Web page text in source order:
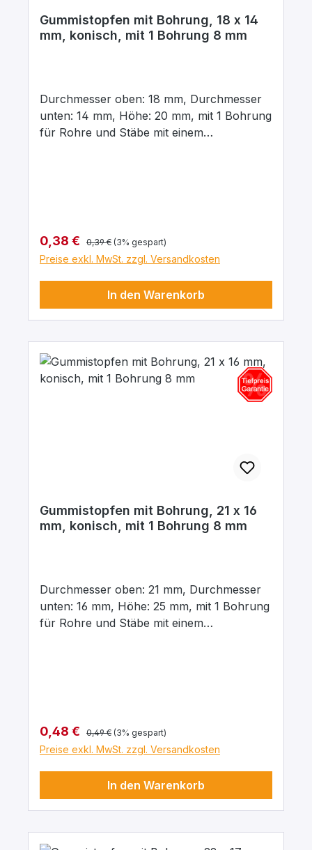
Gummistopfen mit Bohrung, 18 x 14
mm, konisch, mit 1 Bohrung 8 mm
Durchmesser oben: 18 mm, Durchmesser
unten: 14 mm, Höhe: 20 mm, mit 1 Bohrung
für Rohre und Stäbe mit einem
Verkaufspreis:
0,38 € Regulärer Preis:
0,39 € (3% gespart)
Preise exkl. MwSt. zzgl. Versandkosten
In den Warenkorb
Gummistopfen mit Bohrung, 21 x 16
mm, konisch, mit 1 Bohrung 8 mm
Durchmesser oben: 21 mm, Durchmesser
unten: 16 mm, Höhe: 25 mm, mit 1 Bohrung
für Rohre und Stäbe mit einem
Verkaufspreis:
0,48 € Regulärer Preis:
0,49 € (3% gespart)
Preise exkl. MwSt. zzgl. Versandkosten
In den Warenkorb